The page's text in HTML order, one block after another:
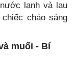
lạnh và lau
chảo sáng
muối - Bí